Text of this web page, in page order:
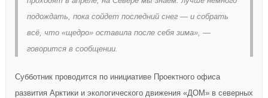
подождать, пока сойдет последний снег — и собрать
всё, что «щедро» оставила после себя зима», —
говорится в сообщении.
Субботник проводится по инициативе Проектного офиса
развития Арктики и экологического движения «ДОМ» в северных